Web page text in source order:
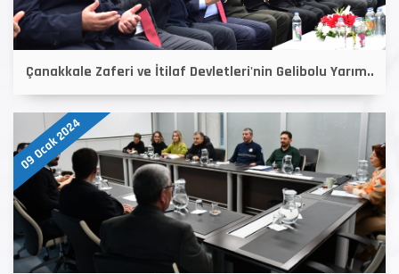
Çanakkale Zaferi ve İtilaf Devletleri'nin Gelibolu Yarım..
09 Ocak 2024